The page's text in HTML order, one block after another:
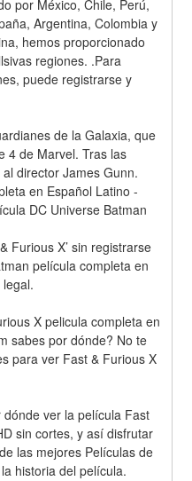
por México, Chile, Perú,
Argentina, Colombia y
hemos proporcionado
regiones. .Para
puede registrarse y
de la Galaxia, que
4 de Marvel. Tras las
director James Gunn.
en Español Latino -
DC Universe Batman
Furious X’ sin registrarse
película completa en
X pelicula completa en
sabes por dónde? No te
para ver Fast & Furious X
ver la película Fast
sin cortes, y así disfrutar
las mejores Películas de
historia del película.